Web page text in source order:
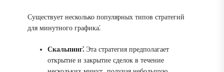
Существует несколько популярных типов стратегий
для минутного графика⁚
Скальпинг⁚ Эта стратегия предполагает
открытие и закрытие сделок в течение